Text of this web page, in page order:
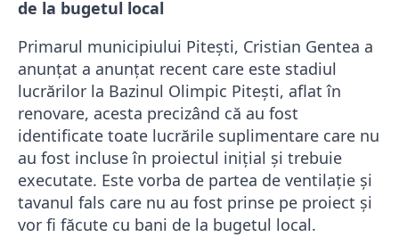
de la bugetul local
Primarul municipiului Pitești, Cristian Gentea a
anunțat a anunțat recent care este stadiul
lucrărilor la Bazinul Olimpic Pitești, aflat în
renovare, acesta precizând că au fost
identificate toate lucrările suplimentare care nu
au fost incluse în proiectul inițial și trebuie
executate. Este vorba de partea de ventilație și
tavanul fals care nu au fost prinse pe proiect și
vor fi făcute cu bani de la bugetul local.